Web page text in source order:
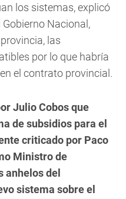
los sistemas, explicó
Nacional,
las
por lo que habría
el contrato provincial.
Julio Cobos que
de subsidios para el
criticado por Paco
Ministro de
anhelos del
sistema sobre el